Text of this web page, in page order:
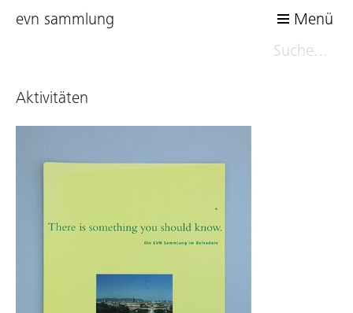
evn sammlung Menü
Aktivitäten